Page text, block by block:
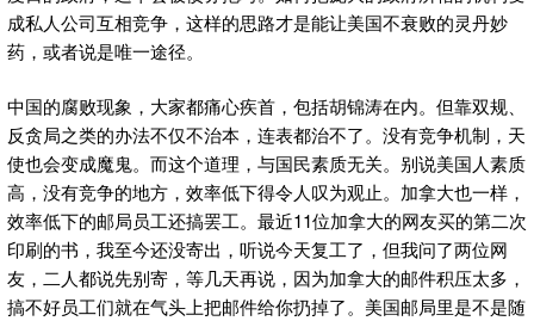
成私人公司互相竞争，这样的思路才是能让美国不衰败的灵丹妙
药，或者说是唯一途径。
中国的腐败现象，大家都痛心疾首，包括胡锦涛在内。但靠双规、
反贪局之类的办法不仅不治本，连表都治不了。没有竞争机制，天
使也会变成魔鬼。而这个道理，与国民素质无关。别说美国人素质
高，没有竞争的地方，效率低下得令人叹为观止。加拿大也一样，
效率低下的邮局员工还搞罢工。最近11位加拿大的网友买的第二次
印刷的书，我至今还没寄出，听说今天复工了，但我问了两位网
友，二人都说先别寄，等几天再说，因为加拿大的邮件积压太多，
搞不好员工们就在气头上把邮件给你扔掉了。美国邮局里是不是随